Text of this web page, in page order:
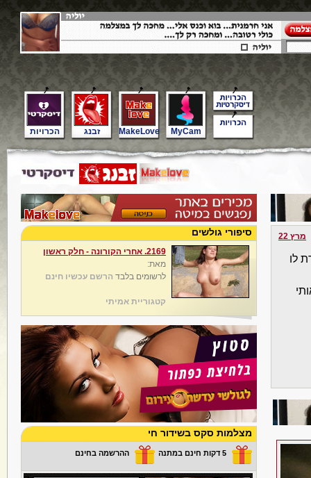
הכרויות זבנג MakeLove MyCam
מרץ 22
לו
סיפורי גולשים
2169. אחרי הקורונה - חלק ראשון
מאת:
לרשומים בלבד הרשם עכשיו חינם
קטגוריית אמיתי
מצלמות סקס בשידור חי
5 דקות חינם במתנה ההרשמה בחינם